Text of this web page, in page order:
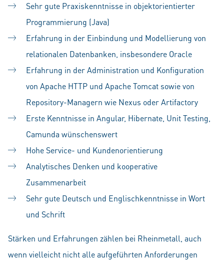
Sehr gute Praxiskenntnisse in objektorientierter
Programmierung (Java)
Erfahrung in der Einbindung und Modellierung von
relationalen Datenbanken, insbesondere Oracle
Erfahrung in der Administration und Konfiguration
von Apache HTTP und Apache Tomcat sowie von
Repository-Managern wie Nexus oder Artifactory
Erste Kenntnisse in Angular, Hibernate, Unit Testing,
Camunda wünschenswert
Hohe Service- und Kundenorientierung
Analytisches Denken und kooperative
Zusammenarbeit
Sehr gute Deutsch und Englischkenntnisse in Wort
und Schrift
Stärken und Erfahrungen zählen bei Rheinmetall, auch
wenn vielleicht nicht alle aufgeführten Anforderungen